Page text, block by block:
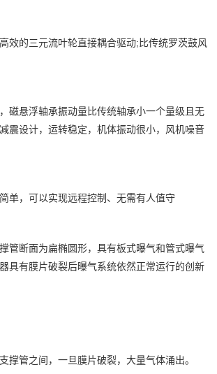
效的三元流叶轮直接耦合驱动;比传统罗茨鼓风
磁悬浮轴承振动量比传统轴承小一个量级且无
震设计，运转稳定，机体振动很小，风机噪音
单，可以实现远程控制、无需有人值守
管断面为扁椭圆形，具有板式曝气和管式曝气
具有膜片破裂后曝气系统依然正常运行的创新
撑管之间，一旦膜片破裂，大量气体涌出。